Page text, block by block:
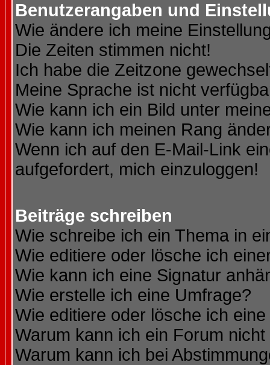
Benutzerangaben und
Wie ändere ich meine
Die Zeiten stimmen nicht!
Ich habe die Zeitzone
Meine Sprache ist nicht
Wie kann ich ein Bild unter
Wie kann ich meinen Rang
Wenn ich auf den E-Mail-Link
aufgefordert, mich einzuloggen!
Beiträge schreiben
Wie schreibe ich ein Thema in
Wie editiere oder lösche ich
Wie kann ich eine Signatur
Wie erstelle ich eine Umfrage?
Wie editiere oder lösche ich
Warum kann ich ein Forum
Warum kann ich bei